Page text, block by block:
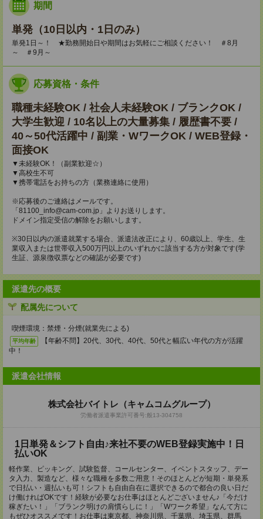
期間
単発（10日以内・1日のみ）
単発1日～！ ★勤務開始日や期間はお気軽にご相談ください！ ＃8月
～ ＃9月～
応募資格・条件
職種未経験OK / 社会人未経験OK / ブランクOK /
大学生歓迎 / 10名以上の大量募集 / 履歴書不要 /
40～50代活躍中 / 副業・WワークOK / WEB登録・
面接OK
▼未経験OK！（副業歓迎☆）
▼高校生不可
▼携帯電話をお持ちの方（業務連絡に使用）
※応募後のご連絡はメールです。
「81100_info@cam-com.jp」よりお送りします。
ドメイン指定受信の解除をお願いします。
※30日以内の派遣就業する場合、派遣法改正により、60歳以上、学生、生
業収入または世帯収入500万円以上のいずれかに該当する方が対象です(学
生証、源泉徴収票などの確認が必要です)
派遣先の概要
配属先について
喫煙環境：禁煙・分煙(就業先による)
平均年齢
【年齢不問】20代、30代、40代、50代と幅広い年代の方が活躍
中！
派遣会社情報
株式会社バイトレ（キャムコムグループ）
労働者派遣事業許可番号:般13-304758
1日単発＆シフト自由♪来社不要のWEB登録実施中！日
払いOK
軽作業、ピッキング、試験監督、コールセンター、イベントスタッフ、デー
タ入力、製造など、様々な職種を多数ご用意！そのほとんどが短期・単発系
で日払い・週払いも可！シフトも自由自在に選択できるので都合の良い日だ
け働ければOKです！経験が必要なお仕事はほとんどございません♪「今だけ
稼ぎたい！」「ブランク明けの肩慣らしに！」「Wワーク希望」なんて方に
もぜひオススメです！お仕事は東京都、神奈川県、千葉県、埼玉県、群馬